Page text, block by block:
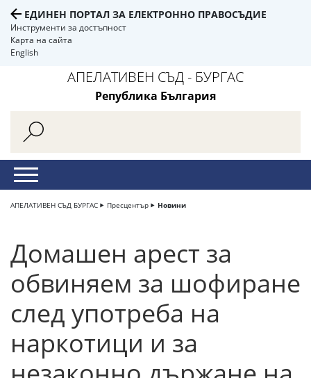
ЕДИНЕН ПОРТАЛ ЗА ЕЛЕКТРОННО ПРАВОСЪДИЕ
Инструменти за достъпност
Карта на сайта
English
АПЕЛАТИВЕН СЪД - БУРГАС
Република България
АПЕЛАТИВЕН СЪД БУРГАС Пресцентър Новини
Домашен арест за
обвиняем за шофиране
след употреба на
наркотици и за